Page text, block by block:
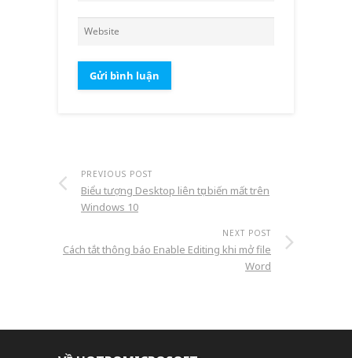
PREVIOUS POST
Biểu tượng Desktop liên tục biến mất trên
Windows 10
NEXT POST
Cách tắt thông báo Enable Editing khi mở file
Word